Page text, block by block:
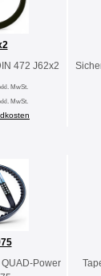
472 J62x2
MwSt.
MwSt.
Power